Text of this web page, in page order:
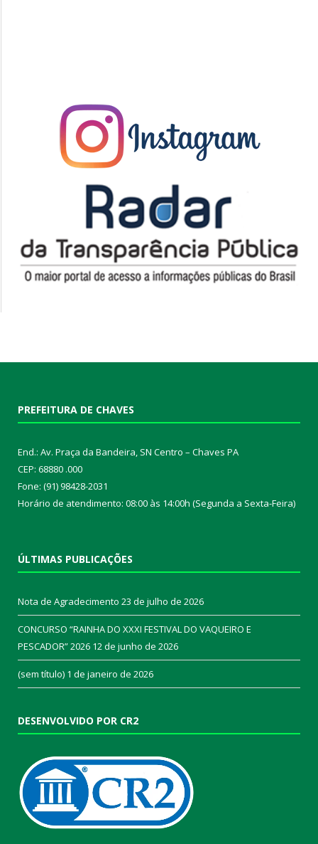
PREFEITURA DE CHAVES
End.: Av. Praça da Bandeira, SN Centro – Chaves PA
CEP: 68880 .000
Fone: (91) 98428-2031
Horário de atendimento: 08:00 às 14:00h (Segunda a Sexta-Feira)
ÚLTIMAS PUBLICAÇÕES
Nota de Agradecimento 23 de julho de 2026
CONCURSO “RAINHA DO XXXI FESTIVAL DO VAQUEIRO E
PESCADOR” 2026 12 de junho de 2026
(sem título) 1 de janeiro de 2026
DESENVOLVIDO POR CR2